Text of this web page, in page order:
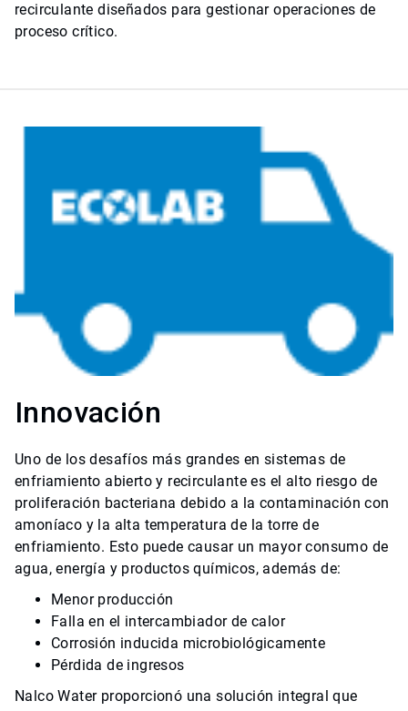
recirculante diseñados para gestionar operaciones de
proceso crítico.
Innovación
Uno de los desafíos más grandes en sistemas de
enfriamiento abierto y recirculante es el alto riesgo de
proliferación bacteriana debido a la contaminación con
amoníaco y la alta temperatura de la torre de
enfriamiento. Esto puede causar un mayor consumo de
agua, energía y productos químicos, además de:
Menor producción
Falla en el intercambiador de calor
Corrosión inducida microbiológicamente
Pérdida de ingresos
Nalco Water proporcionó una solución integral que